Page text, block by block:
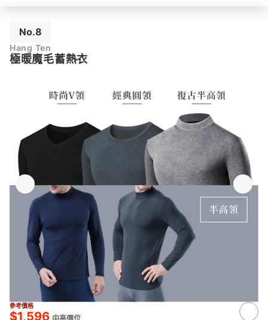
No.8
Hang Ten
極暖魔毛蓄熱衣
參考價格
$1,596